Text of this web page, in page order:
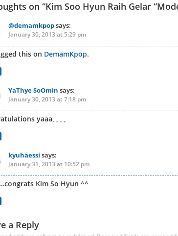
on “Kim Soo Hyun Raih Gelar
@demamkpopsays:
January 30, 2013 at 5:29 pm
this on DemamKpop.
YaThye SoOmin says:
January 30, 2013 at 7:18 pm
yaaa, , , ,
kyuhaessi says:
January 31, 2013 at 10:52 pm
Kim So Hyun ^^
a Reply